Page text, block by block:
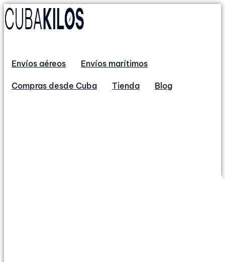
Envíos aéreos Envíos marítimos
Compras desde Cuba Tienda Blog